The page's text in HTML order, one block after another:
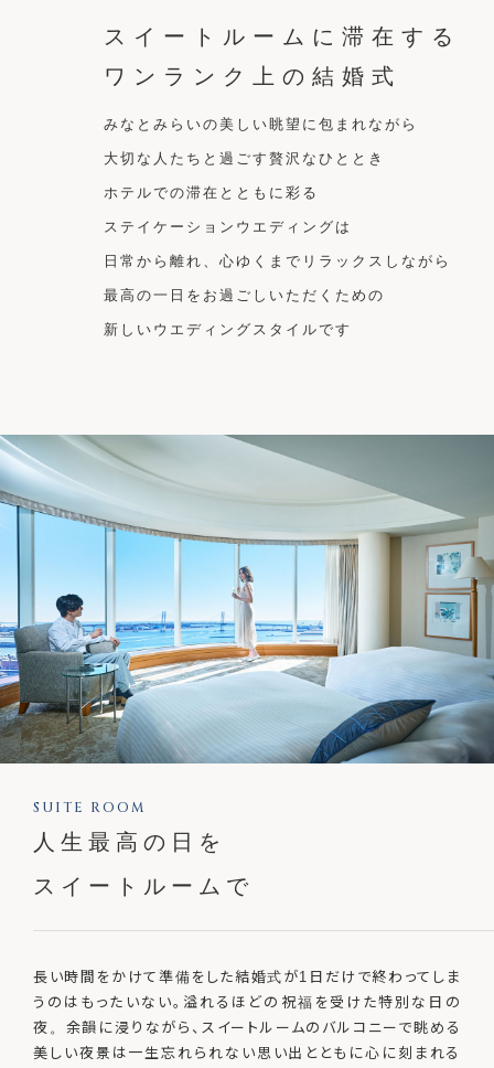
スイートルームに滞在する
ワンランク上の結婚式
みなとみらいの美しい眺望に包まれながら
大切な人たちと過ごす贅沢なひととき
ホテルでの滞在とともに彩る
ステイケーションウエディングは
日常から離れ、心ゆくまでリラックスしながら
最高の一日をお過ごしいただくための
新しいウエディングスタイルです
SUITE ROOM
人生最高の日を
スイートルームで
長い時間をかけて準備をした結婚式が1日だけで終わってしま
うのはもったいない。溢れるほどの祝福を受けた特別な日の
夜。余韻に浸りながら、スイートルームのバルコニーで眺める
美しい夜景は一生忘れられない思い出とともに心に刻まれる